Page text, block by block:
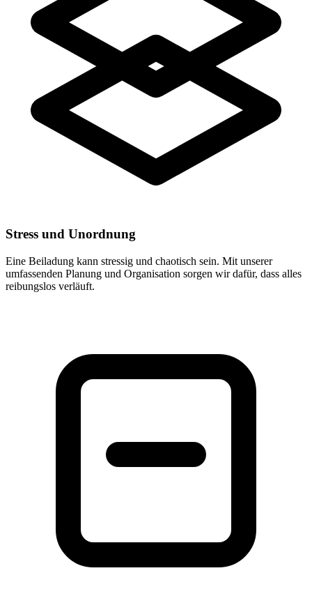
Stress und Unordnung
Eine Beiladung kann stressig und chaotisch sein. Mit unserer
umfassenden Planung und Organisation sorgen wir dafür, dass alles
reibungslos verläuft.